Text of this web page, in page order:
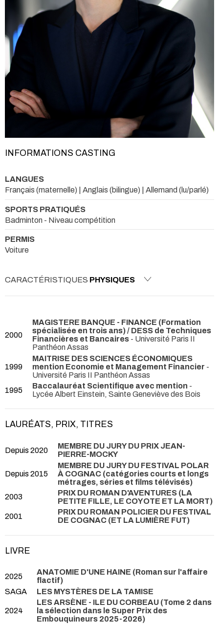
INFORMATIONS CASTING
LANGUES
Français (maternelle) | Anglais (bilingue) | Allemand (lu/parlé)
SPORTS PRATIQUÉS
Badminton - Niveau compétition
PERMIS
Voiture
CARACTÉRISTIQUES PHYSIQUES
2000
MAGISTERE BANQUE - FINANCE (Formation
spécialisée en trois ans) / DESS de Techniques
Financières et Bancaires - Université Paris II
Panthéon Assas
1999
MAITRISE DES SCIENCES ÉCONOMIQUES
mention Economie et Management Financier -
Université Paris II Panthéon Assas
1995
Baccalauréat Scientifique avec mention -
Lycée Albert Einstein, Sainte Geneviève des Bois
LAURÉATS, PRIX, TITRES
Depuis 2020
MEMBRE DU JURY DU PRIX JEAN-
PIERRE-MOCKY
Depuis 2015
MEMBRE DU JURY DU FESTIVAL POLAR
À COGNAC (catégories courts et longs
métrages, séries et films télévisés)
2003
PRIX DU ROMAN D'AVENTURES (LA
PETITE FILLE, LE COYOTE ET LA MORT)
2001
PRIX DU ROMAN POLICIER DU FESTIVAL
DE COGNAC (ET LA LUMIÈRE FUT)
LIVRE
2025
ANATOMIE D'UNE HAINE (Roman sur l'affaire
flactif)
SAGA
LES MYSTÈRES DE LA TAMISE
2024
LES ARSÈNE - ILE DU CORBEAU (Tome 2 dans
la sélection dans le Super Prix des
Embouquineurs 2025-2026)